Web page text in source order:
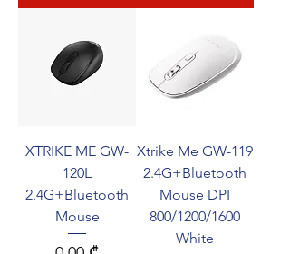
XTRIKE ME GW-
120L
2.4G+Bluetooth
Mouse
Xtrike Me GW-119
2.4G+Bluetooth
Mouse DPI
800/1200/1600
White